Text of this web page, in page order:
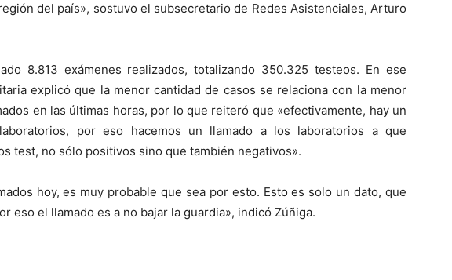
del país», sostuvo el subsecretario de Redes Asistenciales, Arturo
8.813 exámenes realizados, totalizando 350.325 testeos. En ese
explicó que la menor cantidad de casos se relaciona con la menor
en las últimas horas, por lo que reiteró que «efectivamente, hay un
por eso hacemos un llamado a los laboratorios a que
test, no sólo positivos sino que también negativos».
hoy, es muy probable que sea por esto. Esto es solo un dato, que
eso el llamado es a no bajar la guardia», indicó Zúñiga.